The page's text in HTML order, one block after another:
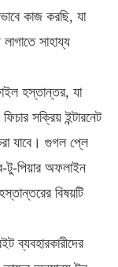
কাজ করছি, যা
সাহায্য
হস্তান্তর, যা
সক্রিয় ইন্টারনেট
যাবে। গুগল প্লে
টু-পিয়ার অফলাইন
বিষয়টি
ব্যবহারকারীদের